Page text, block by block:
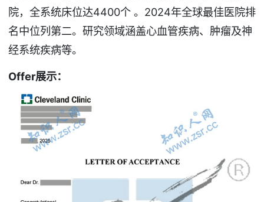
院，全系统床位达4400个 。2024年全球最佳医院排
名中位列第二。研究领域涵盖心血管疾病、肿瘤及神
经系统疾病等。
Offer展示：